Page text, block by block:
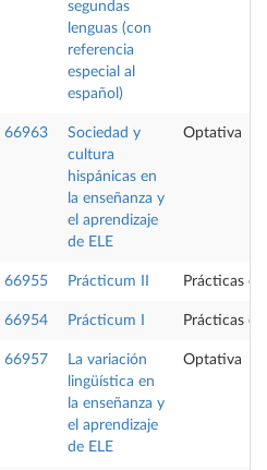
segundas
lenguas (con
referencia
especial al
español)
66963
Sociedad y
cultura
hispánicas en
la enseñanza y
el aprendizaje
de ELE
Optativa
66955 Prácticum II Prácticas
66954 Prácticum I Prácticas
66957
La variación
lingüística en
la enseñanza y
el aprendizaje
de ELE
Optativa